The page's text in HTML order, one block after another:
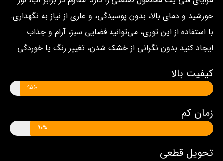
خورشید و دمای بالا، بدون پوسیدگی، و عاری از نیاز به نگهداری.
با استفاده از این توری، می‌توانید فضایی سبز، آرام و جذاب
ایجاد کنید بدون نگرانی از خشک شدن، تغییر رنگ یا خوردگی.
کیفیت بالا
95%
زمان کم
90%
تحویل قطعی